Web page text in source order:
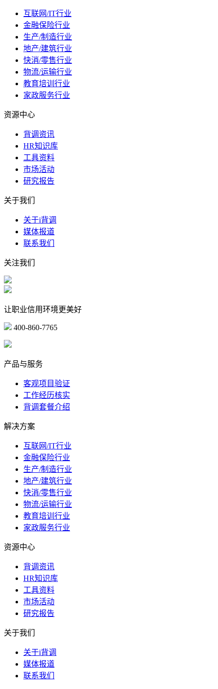
互联网/IT行业
金融保险行业
生产/制造行业
地产/建筑行业
快消/零售行业
物流/运输行业
教育培训行业
家政服务行业
资源中心
背调资讯
HR知识库
工具资料
市场活动
研究报告
关于我们
关于i背调
媒体报道
联系我们
关注我们
让职业信用环境更美好
400-860-7765
产品与服务
客观项目验证
工作经历核实
背调套餐介绍
解决方案
互联网/IT行业
金融保险行业
生产/制造行业
地产/建筑行业
快消/零售行业
物流/运输行业
教育培训行业
家政服务行业
资源中心
背调资讯
HR知识库
工具资料
市场活动
研究报告
关于我们
关于i背调
媒体报道
联系我们